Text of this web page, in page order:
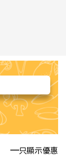
只顯示優惠